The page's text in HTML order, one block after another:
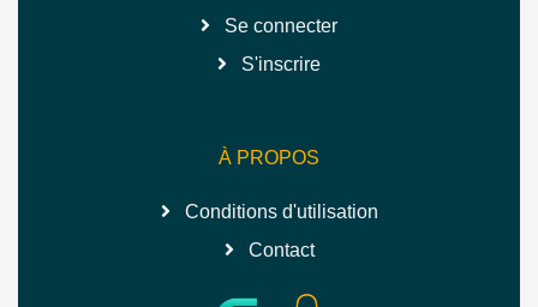
Se connecter
S'inscrire
À PROPOS
Conditions d'utilisation
Contact